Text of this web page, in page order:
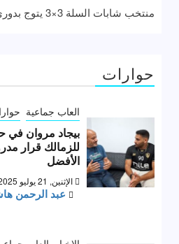
منتخب شابات السلة 3×3 يتوج بدوري الأمم – التوقف الثاني
حوارات
العاب جماعية
بيجاد مروان في
للزمالك قرار
الأفضل
الإثنين, 21 يوليو 2025, 5:37 م
عبد الرحمن